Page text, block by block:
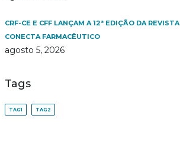
CRF-CE E CFF LANÇAM A 12ª EDIÇÃO DA REVISTA
CONECTA FARMACÊUTICO
agosto 5, 2026
Tags
TAG1 TAG2